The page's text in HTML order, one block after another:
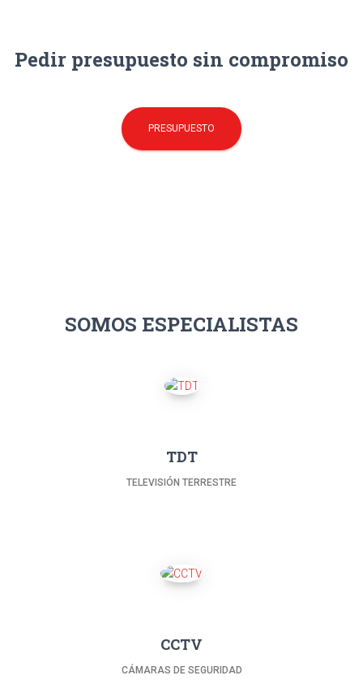
Pedir presupuesto sin compromiso
PRESUPUESTO
SOMOS ESPECIALISTAS
TDT
TELEVISIÓN TERRESTRE
CCTV
CÁMARAS DE SEGURIDAD